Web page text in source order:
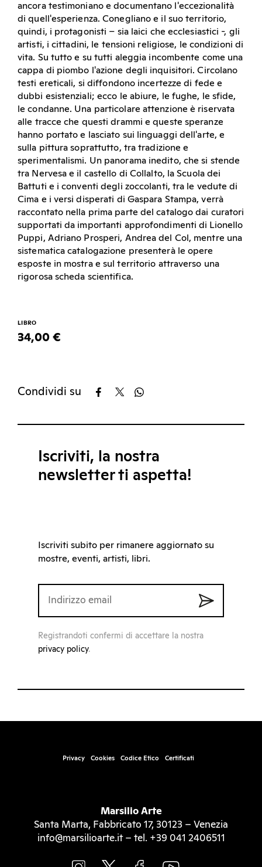
ancora testimoniano e documentano l'eccezionalità
di quell'esperienza. Conegliano e il suo territorio,
quindi, i protagonisti – sia laici che ecclesiastici -, gli
artisti, i cittadini, le tensioni religiose, le condizioni di
vita. Su tutto e su tutti aleggia incombente come una
cappa di piombo l'azione degli inquisitori. Circolano
testi ereticali, si diffondono incertezze di fede e
dubbi esistenziali; ecco le abiure, le fughe, le sfide,
le condanne. Una particolare attenzione è riservata
alle tracce che questi drammi e queste speranze
hanno portato e lasciato sui linguaggi dell'arte, e
sulla pittura soprattutto, tra tradizione e
sperimentalismi. Un panorama inedito, che si stende
tra Nervesa e il castello di Collalto, la Scuola dei
Battuti e i conventi degli zoccolanti, tra le vedute di
Cima e i versi disperati di Gaspara Stampa, verrà
raccontato nella prima parte del catalogo dai curatori
supportati da importanti approfondimenti di Lionello
Puppi, Adriano Prosperi, Andrea del Col, mentre una
sistematica catalogazione presenterà le opere
esposte in mostra e sul territorio attraverso una
rigorosa scheda scientifica.
LIBRO
34,00 €
Condividi su
Iscriviti, la nostra
newsletter ti aspetta!
Iscriviti subito per rimanere aggiornato su
mostre, eventi, artisti, libri.
Registrandoti confermi di accettare la nostra
privacy policy.
Privacy Cookies Codice Etico Certificati
Marsilio Arte
Santa Marta, Fabbricato 17, 30123 – Venezia
info@marsilioarte.it – tel. +39 041 2406511